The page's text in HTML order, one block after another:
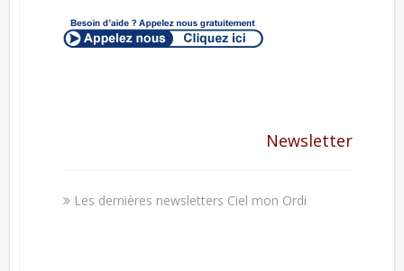
Newsletter
Les dernières newsletters Ciel mon Ordi